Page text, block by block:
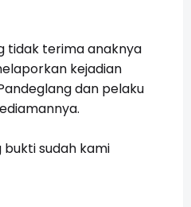
tidak terima anaknya
kejadian
dan pelaku
sudah kami